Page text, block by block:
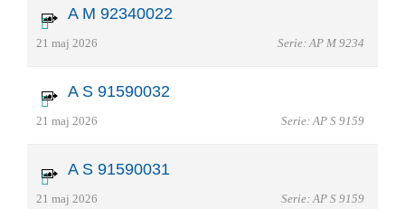
A M 92340022
21 maj 2026 Serie: AP M 9234
A S 91590032
21 maj 2026 Serie: AP S 9159
A S 91590031
21 maj 2026 Serie: AP S 9159